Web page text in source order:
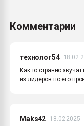
Комментарии
технолог54
Как то странно
из лидеров по его
Maks42
18.02.2025